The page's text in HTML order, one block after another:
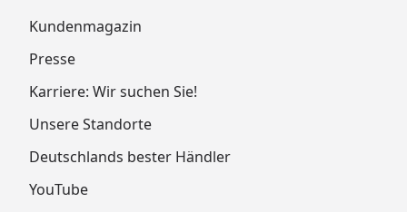
Kundenmagazin
Presse
Karriere: Wir suchen Sie!
Unsere Standorte
Deutschlands bester Händler
YouTube